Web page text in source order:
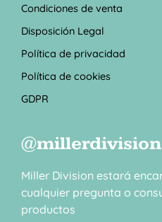
Condiciones de venta
Disposición Legal
Política de privacidad
Política de cookies
GDPR
@millerdivision
Miller Division estará
cualquier pregunta o
productos